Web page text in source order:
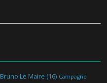
Bruno Le Maire (16) Campagne